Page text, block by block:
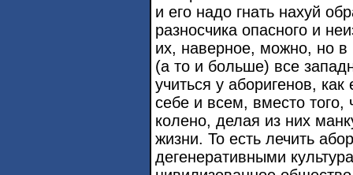
и его надо гнать нахуй
разносчика опасного и
их, наверное, можно, но
(а то и больше) все
учиться у аборигенов,
себе и всем, вместо того,
колено, делая из них
жизни. То есть лечить
дегенеративными